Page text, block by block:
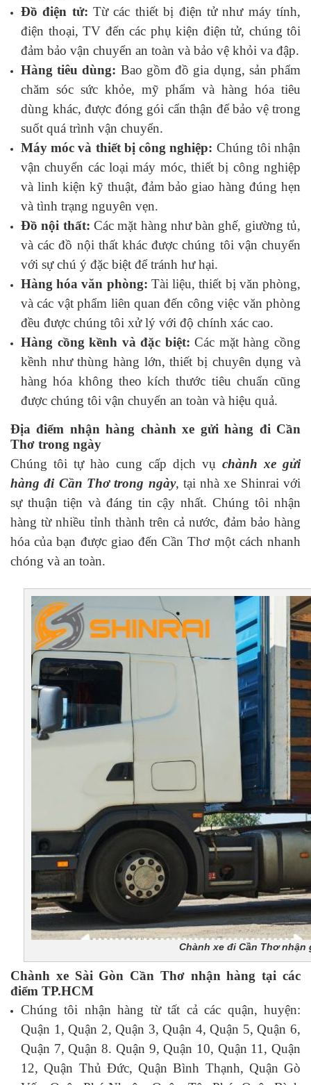
Đồ điện tử: Từ các thiết bị điện tử như máy tính,
điện thoại, TV đến các phụ kiện điện tử, chúng tôi
đảm bảo vận chuyển an toàn và bảo vệ khỏi va đập.
Hàng tiêu dùng: Bao gồm đồ gia dụng, sản phẩm
chăm sóc sức khỏe, mỹ phẩm và hàng hóa tiêu
dùng khác, được đóng gói cẩn thận để bảo vệ trong
suốt quá trình vận chuyển.
Máy móc và thiết bị công nghiệp: Chúng tôi nhận
vận chuyển các loại máy móc, thiết bị công nghiệp
và linh kiện kỹ thuật, đảm bảo giao hàng đúng hẹn
và tình trạng nguyên vẹn.
Đồ nội thất: Các mặt hàng như bàn ghế, giường tủ,
và các đồ nội thất khác được chúng tôi vận chuyển
với sự chú ý đặc biệt để tránh hư hại.
Hàng hóa văn phòng: Tài liệu, thiết bị văn phòng,
và các vật phẩm liên quan đến công việc văn phòng
đều được chúng tôi xử lý với độ chính xác cao.
Hàng cồng kềnh và đặc biệt: Các mặt hàng cồng
kềnh như thùng hàng lớn, thiết bị chuyên dụng và
hàng hóa không theo kích thước tiêu chuẩn cũng
được chúng tôi vận chuyển an toàn và hiệu quả.
Địa điểm nhận hàng chành xe gửi hàng đi Cần
Thơ trong ngày
Chúng tôi tự hào cung cấp dịch vụ chành xe gửi
hàng đi Cần Thơ trong ngày, tại nhà xe Shinrai với
sự thuận tiện và đáng tin cậy nhất. Chúng tôi nhận
hàng từ nhiều tỉnh thành trên cả nước, đảm bảo hàng
hóa của bạn được giao đến Cần Thơ một cách nhanh
chóng và an toàn.
Chành xe đi Cần Thơ
Chành xe Sài Gòn Cần Thơ nhận hàng tại các
điểm TP.HCM
Chúng tôi nhận hàng từ tất cả các quận, huyện:
Quận 1, Quận 2, Quận 3, Quận 4, Quận 5, Quận 6,
Quận 7, Quận 8. Quận 9, Quận 10, Quận 11, Quận
12, Quận Thủ Đức, Quận Bình Thạnh, Quận Gò